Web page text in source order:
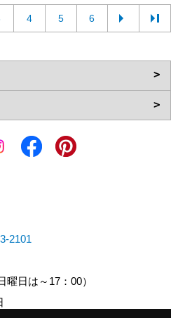
4 5 6
2101
曜日は～17：00）